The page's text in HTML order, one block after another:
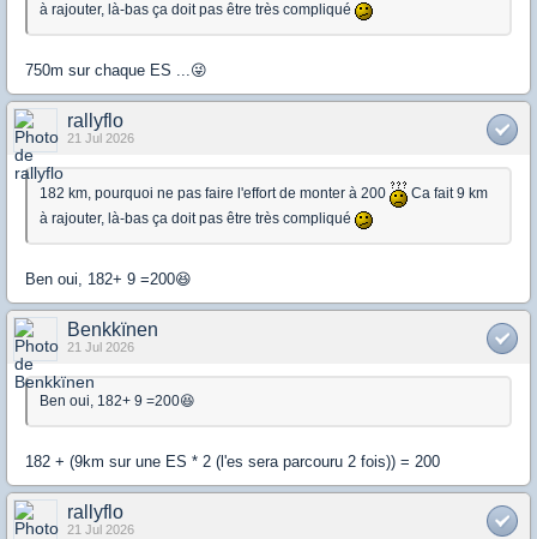
à rajouter, là-bas ça doit pas être très compliqué
750m sur chaque ES ...😜
rallyflo
21 Jul 2026
182 km, pourquoi ne pas faire l'effort de monter à 200
Ca fait 9 km
à rajouter, là-bas ça doit pas être très compliqué
Ben oui, 182+ 9 =200😆
Benkkïnen
21 Jul 2026
Ben oui, 182+ 9 =200😆
182 + (9km sur une ES * 2 (l'es sera parcouru 2 fois)) = 200
rallyflo
21 Jul 2026